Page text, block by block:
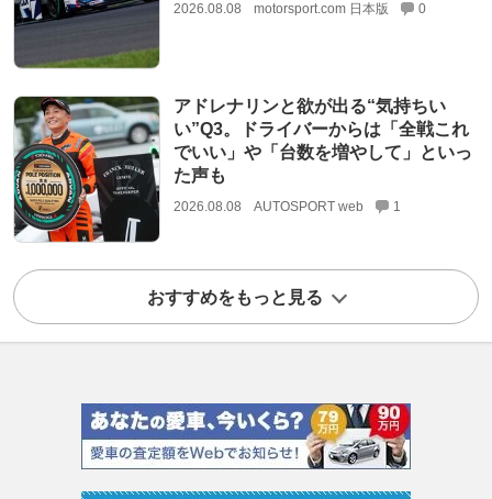
2026.08.08 motorsport.com 日本版 0
アドレナリンと欲が出る“気持ちい
い”Q3。ドライバーからは「全戦これ
でいい」や「台数を増やして」といっ
た声も
2026.08.08 AUTOSPORT web 1
おすすめをもっと見る